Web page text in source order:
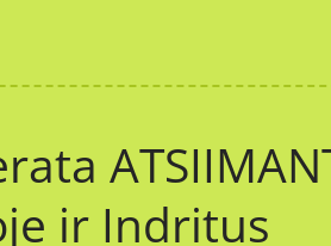
ir Indritus